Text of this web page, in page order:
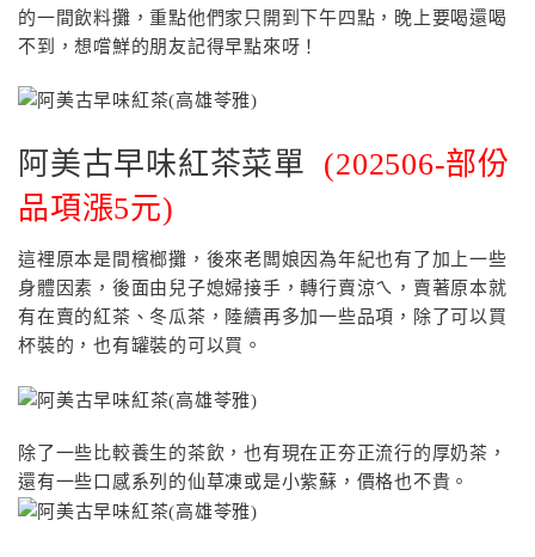
的一間飲料攤，重點他們家只開到下午四點，晚上要喝還喝
不到，想嚐鮮的朋友記得早點來呀！
阿美古早味紅茶菜單 (202506-部份
品項漲5元)
這裡原本是間檳榔攤，後來老闆娘因為年紀也有了加上一些
身體因素，後面由兒子媳婦接手，轉行賣涼ㄟ，賣著原本就
有在賣的紅茶、冬瓜茶，陸續再多加一些品項，除了可以買
杯裝的，也有罐裝的可以買。
除了一些比較養生的茶飲，也有現在正夯正流行的厚奶茶，
還有一些口感系列的仙草凍或是小紫蘇，價格也不貴。